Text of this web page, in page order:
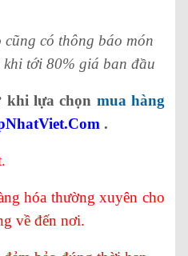
có thông báo món
tới 80% giá ban đầu
khi lựa chọn mua hàng
.
hóa thường xuyên cho
về đến nơi.